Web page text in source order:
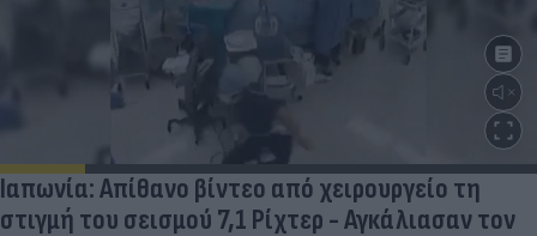
Ιαπωνία: Απίθανο βίντεο από χειρουργείο τη
στιγμή του σεισμού 7,1 Ρίχτερ - Αγκάλιασαν τον